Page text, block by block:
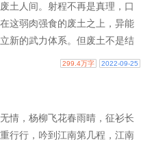
土人间。射程不再是真理，口
这弱肉强食的废土之上，异能
新的武力体系。但废土不是结
来之际，谁能拯救...
299.4万字 2022-09-25
情，杨柳飞花春雨晴，征衫长
行行，吟到江南第几程，江南